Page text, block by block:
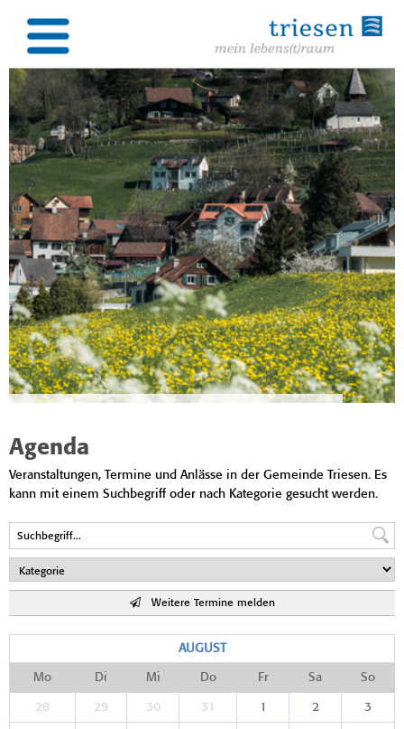
Agenda
Veranstaltungen, Termine und Anlässe in der Gemeinde Triesen. Es
kann mit einem Suchbegriff oder nach Kategorie gesucht werden.
Weitere Termine melden
AUGUST
Mo Di Mi Do Fr Sa So
28 29 30 31 1 2 3